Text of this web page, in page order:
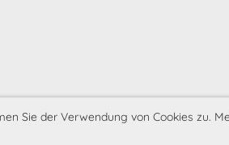
Sie der Verwendung von Cookies zu.